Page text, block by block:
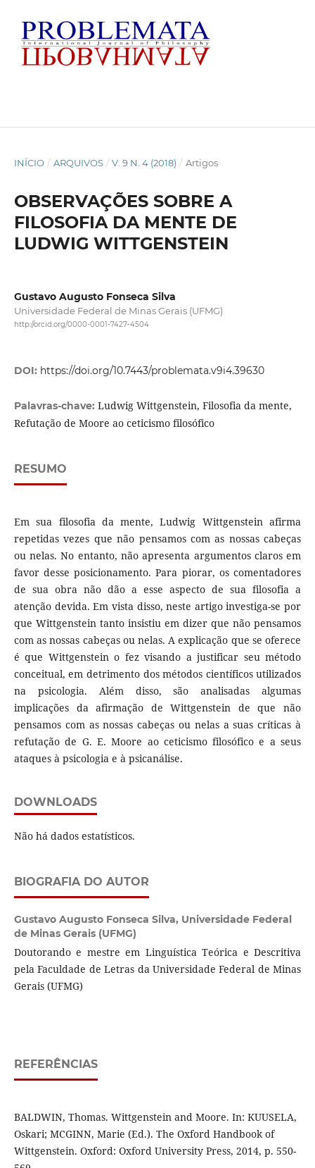
INÍCIO / ARQUIVOS / V. 9 N. 4 (2018) / Artigos
OBSERVAÇÕES SOBRE A
FILOSOFIA DA MENTE DE
LUDWIG WITTGENSTEIN
Gustavo Augusto Fonseca Silva
Universidade Federal de Minas Gerais (UFMG)
http://orcid.org/0000-0001-7427-4504
DOI: https://doi.org/10.7443/problemata.v9i4.39630
Palavras-chave: Ludwig Wittgenstein, Filosofia da mente,
Refutação de Moore ao ceticismo filosófico
RESUMO
Em sua filosofia da mente, Ludwig Wittgenstein afirma
repetidas vezes que não pensamos com as nossas cabeças
ou nelas. No entanto, não apresenta argumentos claros em
favor desse posicionamento. Para piorar, os comentadores
de sua obra não dão a esse aspecto de sua filosofia a
atenção devida. Em vista disso, neste artigo investiga-se por
que Wittgenstein tanto insistiu em dizer que não pensamos
com as nossas cabeças ou nelas. A explicação que se oferece
é que Wittgenstein o fez visando a justificar seu método
conceitual, em detrimento dos métodos científicos utilizados
na psicologia. Além disso, são analisadas algumas
implicações da afirmação de Wittgenstein de que não
pensamos com as nossas cabeças ou nelas a suas críticas à
refutação de G. E. Moore ao ceticismo filosófico e a seus
ataques à psicologia e à psicanálise.
DOWNLOADS
Não há dados estatísticos.
BIOGRAFIA DO AUTOR
Gustavo Augusto Fonseca Silva, Universidade Federal
de Minas Gerais (UFMG)
Doutorando e mestre em Linguística Teórica e Descritiva
pela Faculdade de Letras da Universidade Federal de Minas
Gerais (UFMG)
REFERÊNCIAS
BALDWIN, Thomas. Wittgenstein and Moore. In: KUUSELA,
Oskari; MCGINN, Marie (Ed.). The Oxford Handbook of
Wittgenstein. Oxford: Oxford University Press, 2014, p. 550-